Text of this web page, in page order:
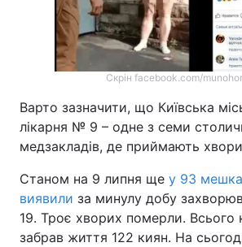
Скрін facebook.com/
Варто зазначити, що Київська
лікарня № 9 – одне з семи
медзакладів, де приймають
Станом на 9 липня ще у 93
виявили за минулу добу
19. Троє хворих померли. Всього
забрав життя 122 киян. На